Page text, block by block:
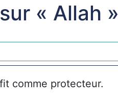
« Allah »
comme protecteur.